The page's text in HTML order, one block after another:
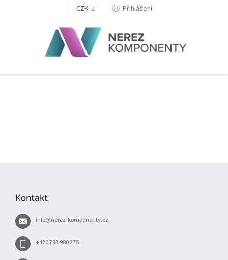
CZK Přihlášení
Kontakt
info@nerez-komponenty.cz
+420 793 980 275